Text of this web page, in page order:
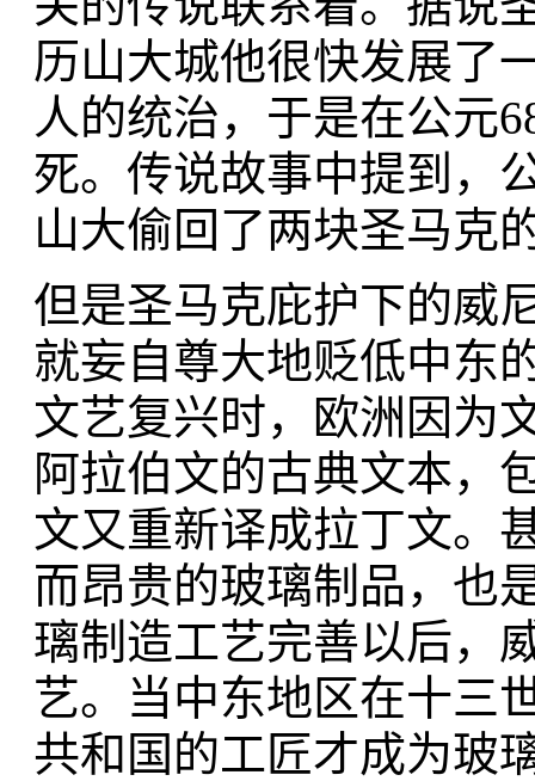
历山大城他很快发展了
人的统治，于是在公元
死。传说故事中提到，
山大偷回了两块圣马克
但是圣马克庇护下的威
就妄自尊大地贬低中东
文艺复兴时，欧洲因为
阿拉伯文的古典文本，
文又重新译成拉丁文。
而昂贵的玻璃制品，也
璃制造工艺完善以后，
艺。当中东地区在十三
共和国的工匠才成为玻